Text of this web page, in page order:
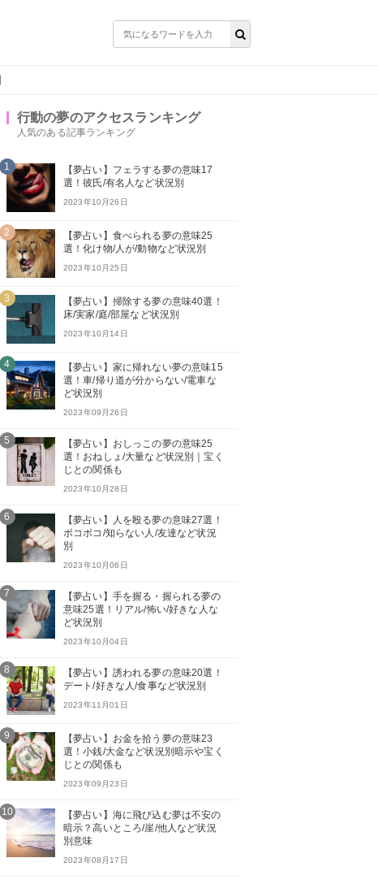
行動の夢のアクセスランキング
人気のある記事ランキング
1
【夢占い】フェラする夢の意味17
選！彼氏/有名人など状況別
2023年10月26日
2
【夢占い】食べられる夢の意味25
選！化け物/人が/動物など状況別
2023年10月25日
3
【夢占い】掃除する夢の意味40選！
床/実家/庭/部屋など状況別
2023年10月14日
4
【夢占い】家に帰れない夢の意味15
選！車/帰り道が分からない/電車な
ど状況別
2023年09月26日
5
【夢占い】おしっこの夢の意味25
選！おねしょ/大量など状況別｜宝く
じとの関係も
2023年10月28日
6
【夢占い】人を殴る夢の意味27選！
ボコボコ/知らない人/友達など状況
別
2023年10月06日
7
【夢占い】手を握る・握られる夢の
意味25選！リアル/怖い/好きな人な
ど状況別
2023年10月04日
8
【夢占い】誘われる夢の意味20選！
デート/好きな人/食事など状況別
2023年11月01日
9
【夢占い】お金を拾う夢の意味23
選！小銭/大金など状況別暗示や宝く
じとの関係も
2023年09月23日
10
【夢占い】海に飛び込む夢は不安の
暗示？高いところ/崖/他人など状況
別意味
2023年08月17日